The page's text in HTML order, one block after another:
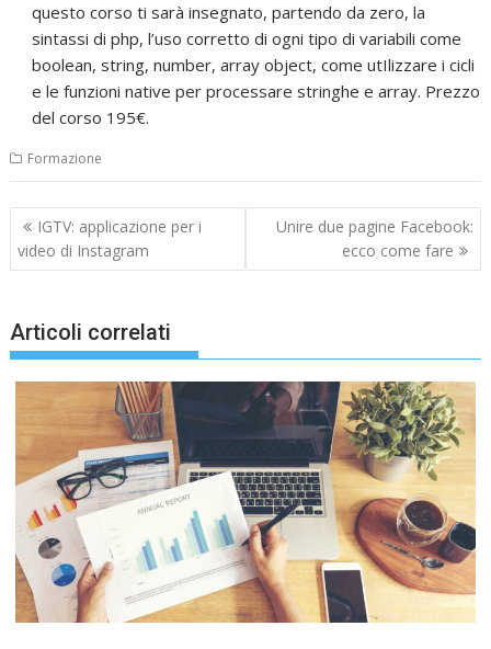
questo corso ti sarà insegnato, partendo da zero, la
sintassi di php, l’uso corretto di ogni tipo di variabili come
boolean, string, number, array object, come utIlizzare i cicli
e le funzioni native per processare stringhe e array. Prezzo
del corso 195€.
Formazione
Navigazione
articoli
IGTV: applicazione per i
video di Instagram
Unire due pagine Facebook:
ecco come fare
Articoli correlati